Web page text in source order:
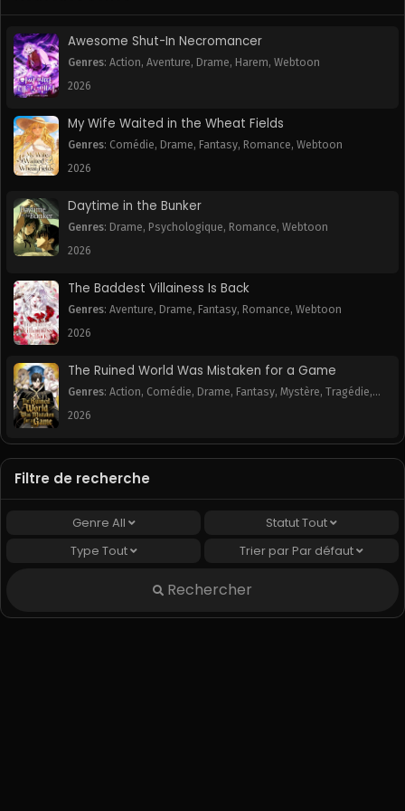
November 5, 2025 November 5, 2025
Chapitre 2
November 5, 2025
Chapitre 1
Awesome Shut-In Necromancer
Genres: Action, Aventure, Drame, Harem, Webtoon
2026
My Wife Waited in the Wheat Fields
Genres: Comédie, Drame, Fantasy, Romance, Webtoon
2026
Daytime in the Bunker
Genres: Drame, Psychologique, Romance, Webtoon
2026
The Baddest Villainess Is Back
Genres: Aventure, Drame, Fantasy, Romance, Webtoon
2026
The Ruined World Was Mistaken for a Game
Genres: Action, Comédie, Drame, Fantasy, Mystère, Tragédie,
2026
Filtre de recherche
Genre All StatutTout
Type Tout Trier par Par défaut
Rechercher